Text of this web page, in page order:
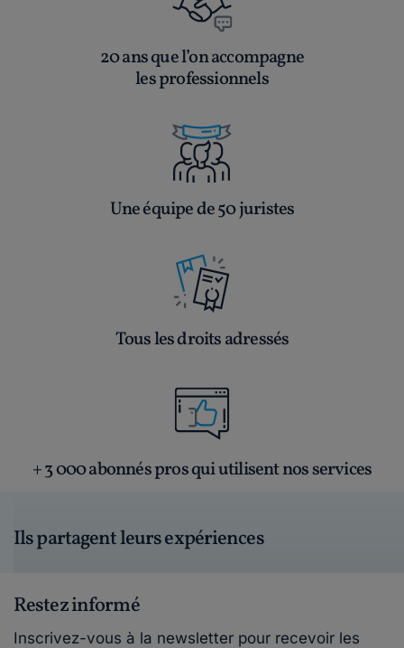
20 ans que l’on accompagne
les professionnels
Une équipe de 50 juristes
Tous les droits adressés
+ 3 000 abonnés pros qui utilisent nos services
Ils partagent leurs expériences
Restez informé
Inscrivez-vous à la newsletter pour recevoir les